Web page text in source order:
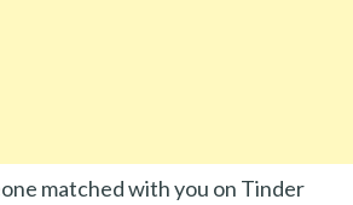
matched with you on Tinder